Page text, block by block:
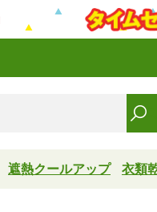
遮熱クールアップ 衣類